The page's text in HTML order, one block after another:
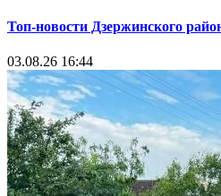
Топ-новости Дзержинского
03.08.26 16:44